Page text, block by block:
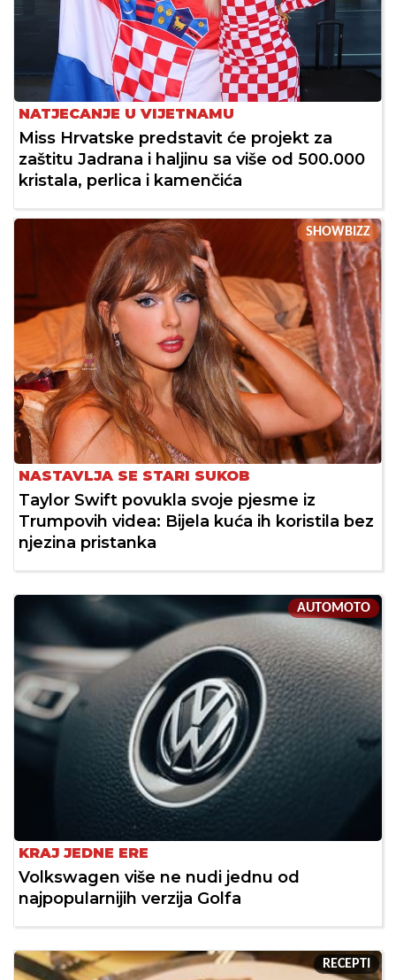
NATJECANJE U VIJETNAMU
Miss Hrvatske predstavit će projekt za
zaštitu Jadrana i haljinu sa više od 500.000
kristala, perlica i kamenčića
SHOWBIZZ
NASTAVLJA SE STARI SUKOB
Taylor Swift povukla svoje pjesme iz
Trumpovih videa: Bijela kuća ih koristila bez
njezina pristanka
AUTOMOTO
KRAJ JEDNE ERE
Volkswagen više ne nudi jednu od
najpopularnijih verzija Golfa
RECEPTI